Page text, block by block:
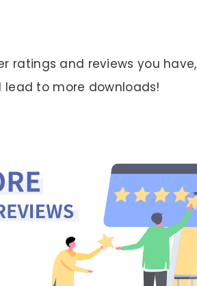
ratings and reviews you
lead to more downloads!